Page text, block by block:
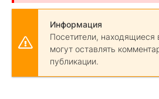
Информация
Посетители, находящиеся
могут оставлять
публикации.